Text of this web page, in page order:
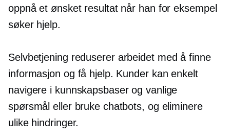
oppnå et ønsket resultat når han for eksempel
søker hjelp.
Selvbetjening reduserer arbeidet med å finne
informasjon og få hjelp. Kunder kan enkelt
navigere i kunnskapsbaser og vanlige
spørsmål eller bruke chatbots, og eliminere
ulike hindringer.